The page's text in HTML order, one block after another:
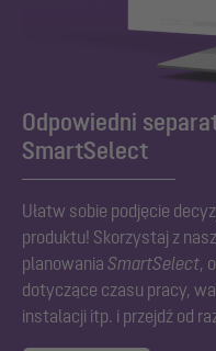
Odpowiedni
SmartSelect
Ułatw sobie podjęcie
produktu! Skorzystaj z
planowania SmartSelect,
dotyczące czasu pracy,
instalacji itp. i przejdź od